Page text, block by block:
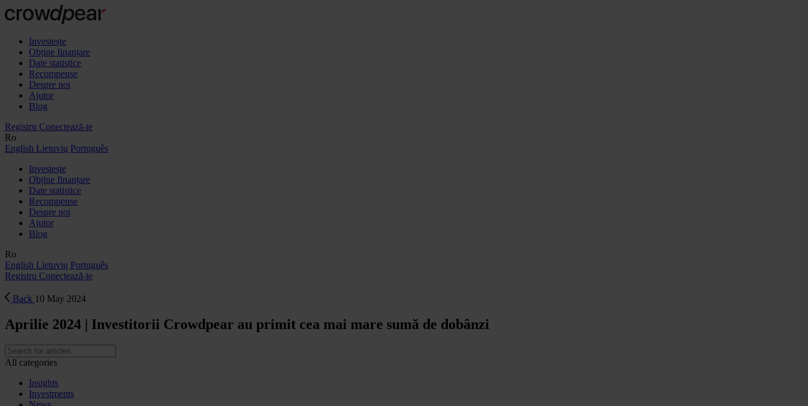
Investește
Obține finanțare
Date statistice
Recompense
Despre noi
Ajutor
Blog
Registru Conectează-te
Ro
English Lietuvių Português
Investește
Obține finanțare
Date statistice
Recompense
Despre noi
Ajutor
Blog
Ro
English Lietuvių Português
Registru Conectează-te
Back 10 May 2024
Aprilie 2024 | Investitorii Crowdpear au primit cea mai mare sumă de dobânzi
All categories
Insights
Investments